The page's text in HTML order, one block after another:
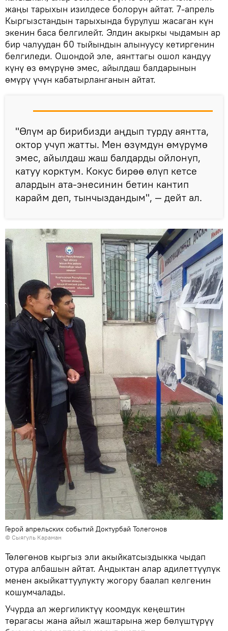
жаңы тарыхын изилдесе болорун айтат. 7-апрель
Кыргызстандын тарыхында бурулуш жасаган күн
экенин баса белгилейт. Элдин акыркы чыдамын ар
бир чалуудан 60 тыйындын алынуусу кетиргенин
белгиледи. Ошондой эле, аянттагы ошол кандуу
күнү өз өмүрүнө эмес, айылдаш балдарынын
өмүрү үчүн кабатырланганын айтат.
"Өлүм ар бирибизди аңдып турду аянтта,
октор учуп жатты. Мен өзүмдун өмүрүмө
эмес, айылдаш жаш балдарды ойлонуп,
катуу корктум. Кокус бирөө өлүп кетсе
алардын ата-энесинин бетин кантип
карайм деп, тынчыздандым", — дейт ал.
Герой апрельских событий Доктурбай Толегонов
© Сыягуль Караман
Төлөгөнов кыргыз эли акыйкатсыздыкка чыдап
отура албашын айтат. Андыктан алар адилеттүүлүк
менен акыйкаттуулукту жогору баалап келгенин
кошумчалады.
Учурда ал жергиликтүү коомдук кеңештин
төрагасы жана айыл жаштарына жер бөлүштүрүү